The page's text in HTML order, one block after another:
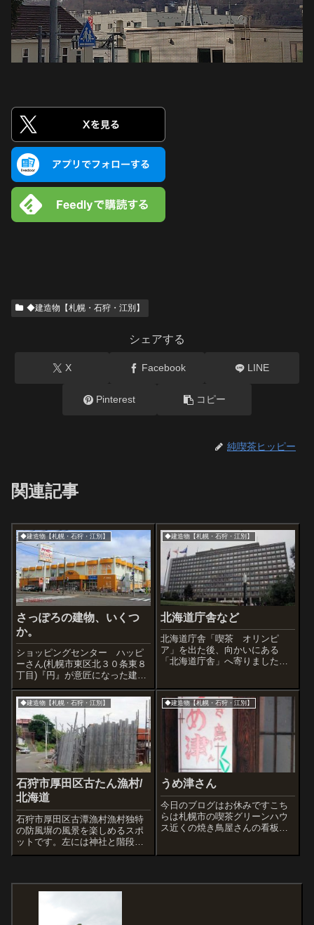
◆建造物【札幌・石狩・江別】
シェアする
X Facebook LINE
Pinterest コピー
純喫茶ヒッピー
関連記事
◆建造物【札幌・石狩・江別】
さっぽろの建物、いくつ
か。
ショッピングセンター ハッピ
ーさん(札幌市東区北３０条東８
丁目)『円』が意匠になった建
物。オレンジ色のカラーリング
が可愛いですね。この写真は何
気にファンカーゴ撮ってます。
この車は16年間乗った思い出の
車なんですよ。とにかく運転し
やすく使いや...
◆建造物【札幌・石狩・江別】
北海道庁舎など
北海道庁舎「喫茶 オリンピ
ア」を出た後、向かいにある
「北海道庁舎」へ寄りました。
和43年だそうです。ぼくよりだ
いぶ年下。左は赤レンガ(旧本庁
舎)。白っぽいのは北海道議会議
事堂ですが、階...
◆建造物【札幌・石狩・江別】
石狩市厚田区古たん漁村/
北海道
石狩市厚田区古潭漁村漁村独特
の防風塀の風景を楽しめるスポ
ットです。左には神社と階段も
見えていますね。海側から見た
◆建造物【札幌・石狩・江別】
うめ津さん
今日のブログはお休みですこち
らは札幌市の喫茶グリーンハウ
ス近くの焼き鳥屋さんの看板。